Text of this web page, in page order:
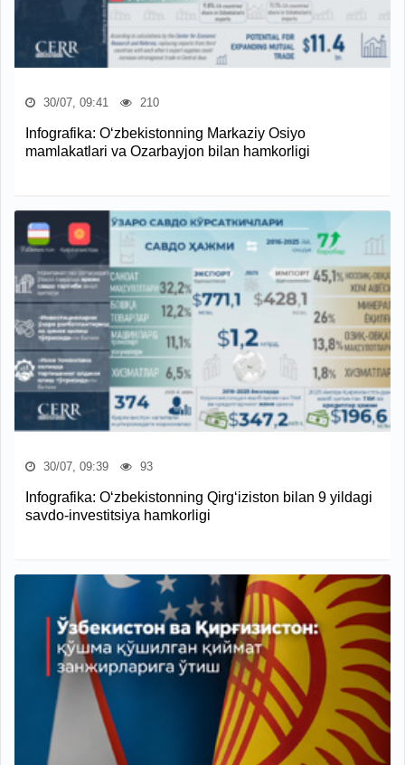
30/07, 09:41 210
Infografika: O‘zbekistonning Markaziy Osiyo
mamlakatlari va Ozarbayjon bilan hamkorligi
30/07, 09:39 93
Infografika: O‘zbekistonning Qirg‘iziston bilan 9 yildagi
savdo-investitsiya hamkorligi